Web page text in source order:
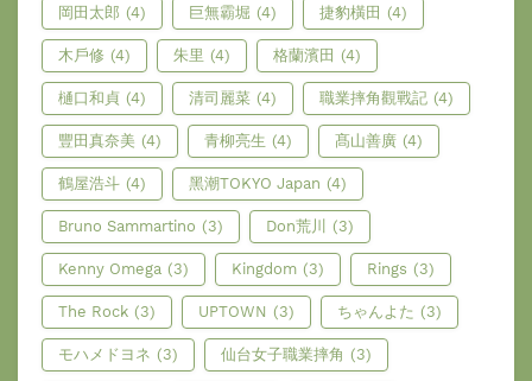
岡田太郎 (4) 巨無霸堀 (4) 捷豹橫田 (4)
木戶修 (4) 朱里 (4) 格蘭濱田 (4)
樋口和貞 (4) 清司麗菜 (4) 職業摔角觀戰記 (4)
豐田真奈美 (4) 青柳亮生 (4) 髙山善廣 (4)
鶴屋浩斗 (4) 黑潮TOKYO Japan (4)
Bruno Sammartino (3) Don荒川 (3)
Kenny Omega (3) Kingdom (3) Rings (3)
The Rock (3) UPTOWN (3) ちゃんよた (3)
モハメドヨネ (3) 仙台女子職業摔角 (3)